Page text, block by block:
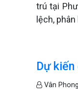
trú tại
lệch,
Dự
Vân